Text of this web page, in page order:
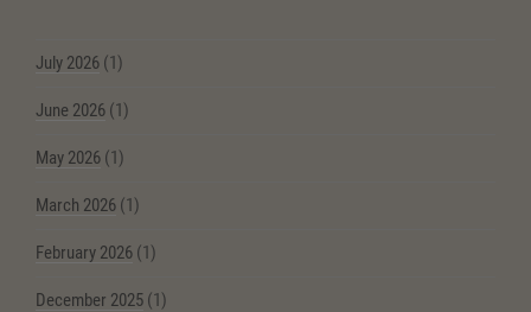
July 2026 (1)
June 2026 (1)
May 2026 (1)
March 2026 (1)
February 2026 (1)
December 2025 (1)